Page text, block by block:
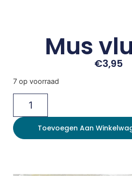
Mus
€3,95
7 op voorraad
Toevoegen Aan